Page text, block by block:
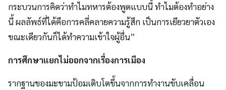
กระบวนการคิดว่าทำไมทหารต้องพูดแบบนี้ ทำไมต้องทำอย่าง
นี้ ผลลัพธ์ที่ได้คือการคลี่คลายความรู้สึก เป็นการเยียวยาตัวเอง
ขณะเดียวกันก็ได้ทำความเข้าใจผู้อื่น”
การศึกษาแยกไม่ออกจากเรื่องการเมือง
รากฐานของมะขามป้อมเติบโตขึ้นจากการทำงานขับเคลื่อน